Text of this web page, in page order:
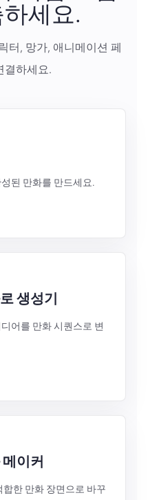
세요.
터, 망가, 애니메이션 페
결하세요.
된 만화를 만드세요.
생성기
어를 만화 시퀀스로 변
이커
한 만화 장면으로 바꾸